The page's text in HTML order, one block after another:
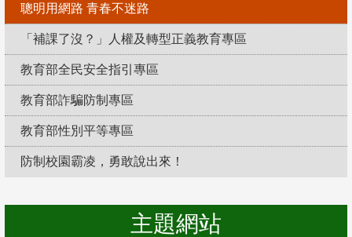
聰明用網路 青春不迷路
「補課了沒？」人權及轉型正義教育專區
教育部全民安全指引專區
教育部詐騙防制專區
教育部性別平等專區
防制校園霸凌，勇敢說出來！
主題網站